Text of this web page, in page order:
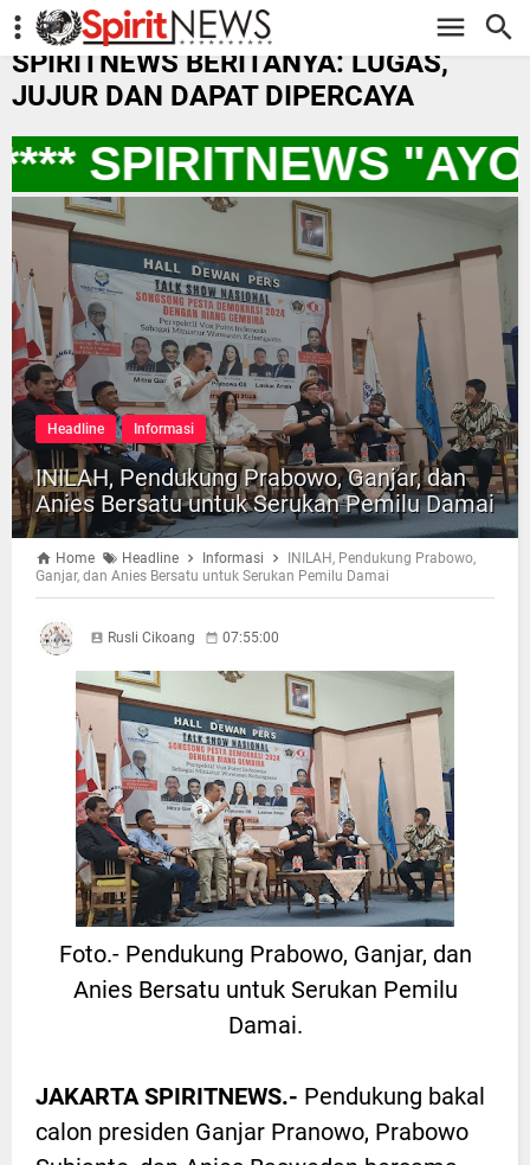
-->
SPIRITNEWS BERITANYA: LUGAS,
JUJUR DAN DAPAT DIPERCAYA
SPIRITNEWS "AYO
Headline Informasi
INILAH, Pendukung Prabowo, Ganjar, dan
Anies Bersatu untuk Serukan Pemilu Damai
Home Headline Informasi
INILAH, Pendukung Prabowo,
Ganjar, dan Anies Bersatu untuk Serukan Pemilu Damai
Rusli Cikoang 07:55:00
Foto.- Pendukung Prabowo, Ganjar, dan
Anies Bersatu untuk Serukan Pemilu
Damai.
JAKARTA SPIRITNEWS.- Pendukung bakal
calon presiden Ganjar Pranowo, Prabowo